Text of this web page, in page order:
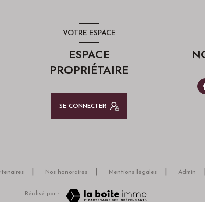
VOTRE ESPACE
ESPACE
PROPRIÉTAIRE
SE CONNECTER
Nos honoraires Mentions légales Admin
Réalisé par :